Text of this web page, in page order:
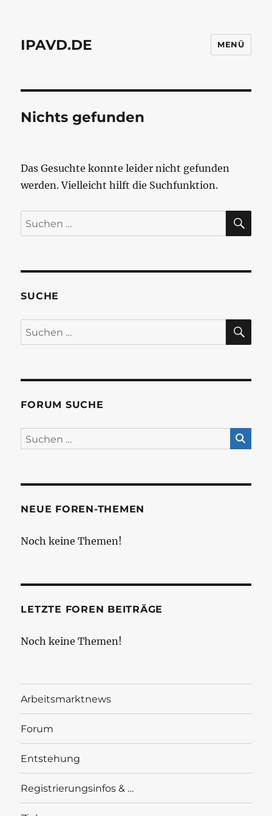
IPAVD.DE MENÜ
Nichts gefunden
Das Gesuchte konnte leider nicht gefunden
werden. Vielleicht hilft die Suchfunktion.
Suchen
nach:
SUCHE
Suchen
nach:
FORUM SUCHE
NEUE FOREN-THEMEN
Noch keine Themen!
LETZTE FOREN BEITRÄGE
Noch keine Themen!
Arbeitsmarktnews
Forum
Entstehung
Registrierungsinfos & …